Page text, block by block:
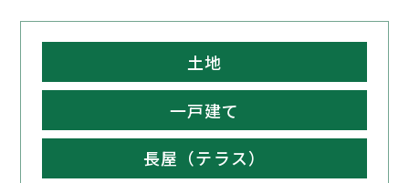
土地
一戸建て
長屋（テラス）